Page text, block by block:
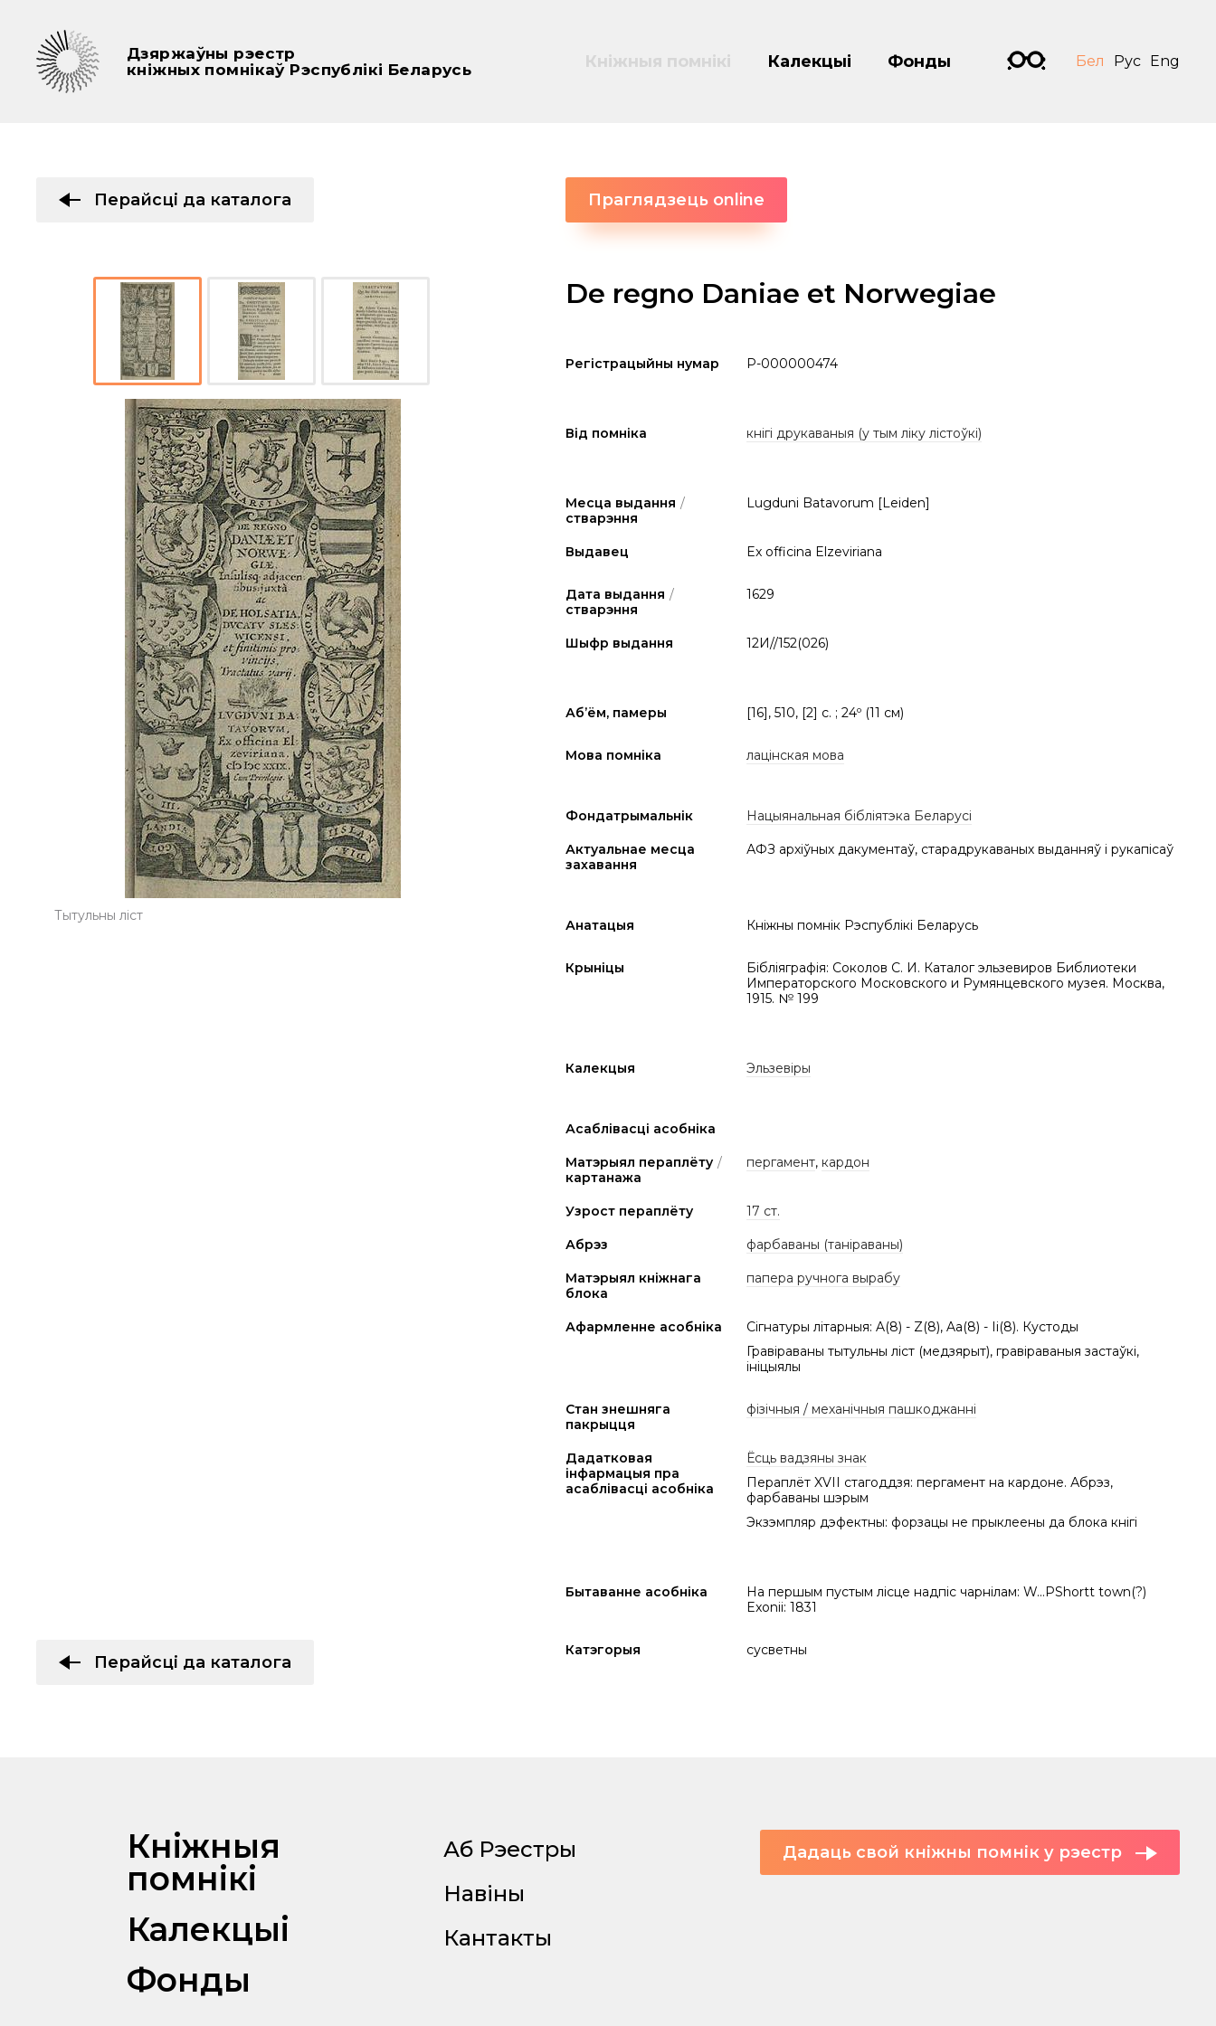
Дзяржаўны рэестр
кніжных помнікаў Рэспублікі Беларусь
Кніжныя помнікі Калекцыі Фонды Бел Рус Eng
Перайсці да каталога
Тытульны ліст
Перайсці да каталога
Праглядзець online
De regno Daniae et Norwegiae
Регістрацыйны нумар P-000000474
Від помніка кнігі друкаваныя (у тым ліку лістоўкі)
Месца выдання /
стварэння
Lugduni Batavorum [Leiden]
Выдавец Ex officina Elzeviriana
Дата выдання /
стварэння
1629
Шыфр выдання 12И//152(026)
Аб’ём, памеры [16], 510, [2] с. ; 24º (11 см)
Мова помніка лацінская мова
Фондатрымальнік Нацыянальная бібліятэка Беларусі
Актуальнае месца
захавання
АФЗ архіўных дакументаў, старадрукаваных выданняў і рукапісаў
Анатацыя Кніжны помнік Рэспублікі Беларусь
Крыніцы
Бібліяграфія: Соколов С. И. Каталог эльзевиров Библиотеки
Императорского Московского и Румянцевского музея. Москва,
1915. № 199
Калекцыя Эльзевіры
Асаблівасці асобніка
Матэрыял пераплёту /
картанажа
пергамент, кардон
Узрост пераплёту 17 ст.
Абрэз фарбаваны (таніраваны)
Матэрыял кніжнага
блока
папера ручнога вырабу
Афармленне асобніка
Сігнатуры літарныя: A(8) - Z(8), Aa(8) - Ii(8). Кустоды
Гравіраваны тытульны ліст (медзярыт), гравіраваныя застаўкі,
ініцыялы
Стан знешняга
пакрыцця
фізічныя / механічныя пашкоджанні
Дадатковая
інфармацыя пра
асаблівасці асобніка
Ёсць вадзяны знак
Пераплёт XVII стагоддзя: пергамент на кардоне. Абрэз,
фарбаваны шэрым
Экзэмпляр дэфектны: форзацы не прыклеены да блока кнігі
Бытаванне асобніка
На першым пустым лісце надпіс чарнілам: W...PShortt town(?)
Exonii: 1831
Катэгорыя сусветны
Кніжныя
помнікі
Калекцыі
Фонды
Аб Рэестры
Навіны
Кантакты
Дадаць свой кніжны помнік у рэестр